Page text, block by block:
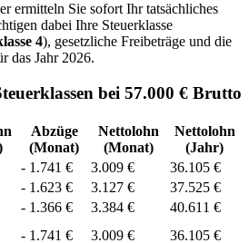
ermitteln Sie sofort Ihr tatsächliches
dabei Ihre Steuerklasse
4), gesetzliche Freibeträge und die
das Jahr 2026.
bei 57.000 € Brutto
Abzüge
(Monat)
Nettolohn
(Monat)
Nettolohn
(Jahr)
- 1.741 € 3.009 € 36.105 €
- 1.623 € 3.127 € 37.525 €
- 1.366 € 3.384 € 40.611 €
- 1.741 € 3.009 € 36.105 €